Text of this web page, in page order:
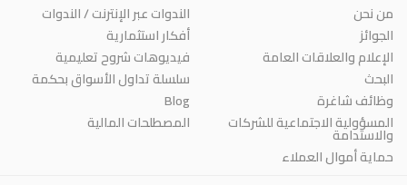
من نحن
الجوائز
الإعلام والعلاقات العامة
البحث
وظائف شاغرة
المسؤولية الاجتماعية للشركات
والاستدامة
حماية أموال العملاء
الندوات عبر الإنترنت / الندوات
أفكار استثمارية
فيديوهات شروح تعليمية
سلسلة تداول الأسواق بحكمة
Blog
المصطلحات المالية